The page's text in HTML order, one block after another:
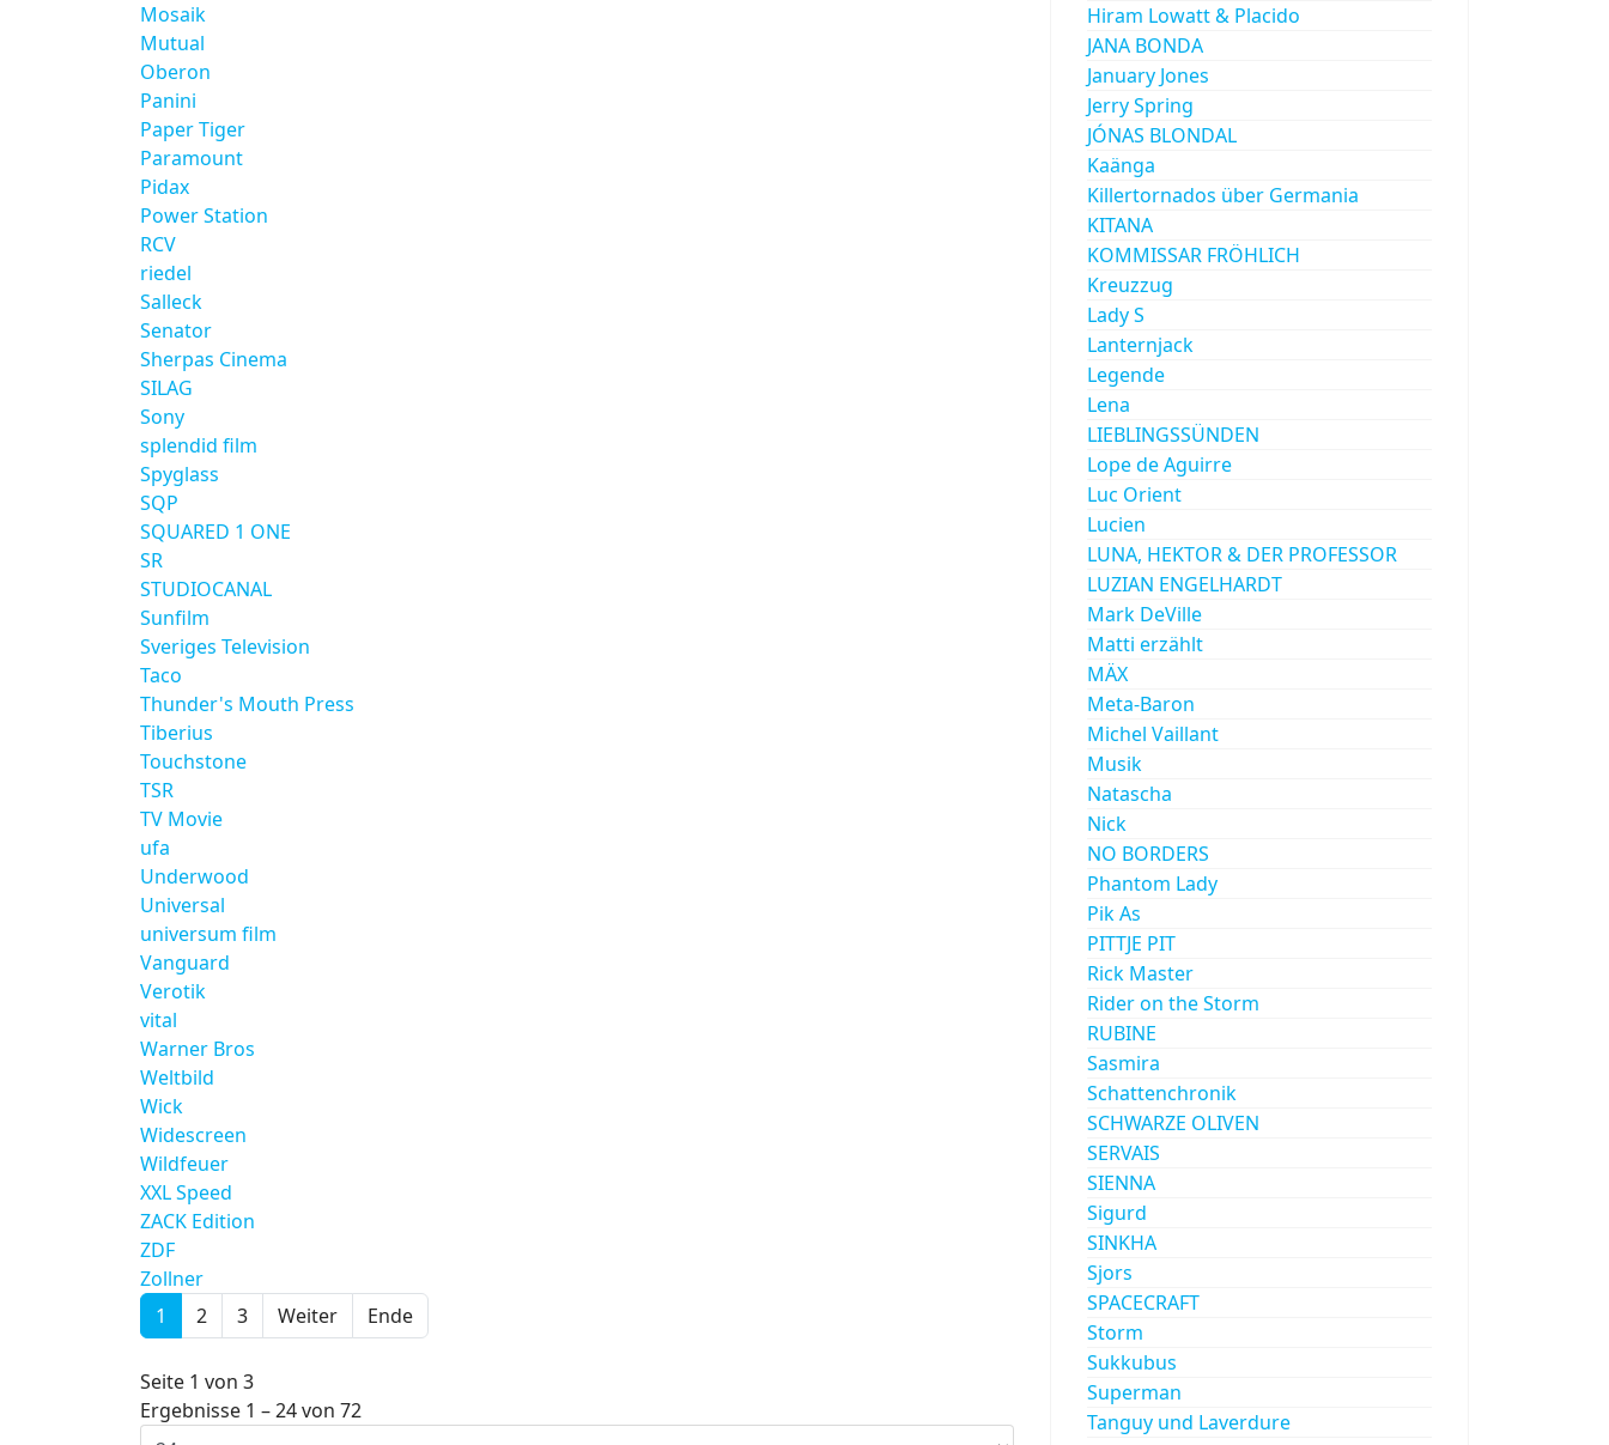
Mosaik
Mutual
Oberon
Panini
Paper Tiger
Paramount
Pidax
Power Station
RCV
riedel
Salleck
Senator
Sherpas Cinema
SILAG
Sony
splendid film
Spyglass
SQP
SQUARED 1 ONE
SR
STUDIOCANAL
Sunfilm
Sveriges Television
Taco
Thunder's Mouth Press
Tiberius
Touchstone
TSR
TV Movie
ufa
Underwood
Universal
universum film
Vanguard
Verotik
vital
Warner Bros
Weltbild
Wick
Widescreen
Wildfeuer
XXL Speed
ZACK Edition
ZDF
Zollner
1
2 3 Weiter Ende
Seite 1 von 3
Ergebnisse 1 – 24 von 72
Hiram Lowatt & Placido
JANA BONDA
January Jones
Jerry Spring
JÓNAS BLONDAL
Kaänga
Killertornados über Germania
KITANA
KOMMISSAR FRÖHLICH
Kreuzzug
Lady S
Lanternjack
Legende
Lena
LIEBLINGSSÜNDEN
Lope de Aguirre
Luc Orient
Lucien
LUNA, HEKTOR & DER PROFESSOR
LUZIAN ENGELHARDT
Mark DeVille
Matti erzählt
MÄX
Meta-Baron
Michel Vaillant
Musik
Natascha
Nick
NO BORDERS
Phantom Lady
Pik As
PITTJE PIT
Rick Master
Rider on the Storm
RUBINE
Sasmira
Schattenchronik
SCHWARZE OLIVEN
SERVAIS
SIENNA
Sigurd
SINKHA
Sjors
SPACECRAFT
Storm
Sukkubus
Superman
Tanguy und Laverdure